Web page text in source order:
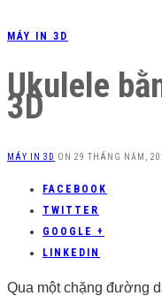
MÁY IN 3D
Ukulele
3D
MÁY IN 3D ON 29 THÁNG NĂM,
FACEBOOK
TWITTER
GOOGLE +
LINKEDIN
Qua một chặng đường